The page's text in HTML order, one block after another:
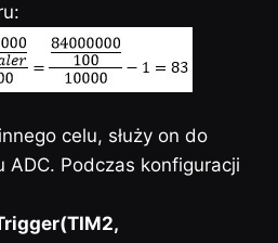
celu, służy on do
ADC. Podczas konfiguracji